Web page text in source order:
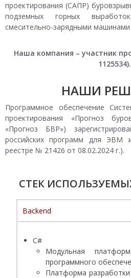
проектирования (САПР)
подземных горных
смесительно-зарядными машинами
Наша компания – участник
1125534).
НАШИ
Программное обеспечение
проектирования «Прогноз
«Прогноз БВР»)
российских программ для ЭВМ
реестре № 21426 от 08.02.2024 г.).
СТЕК
Backend​
С#
Модульная
программного
Платформа